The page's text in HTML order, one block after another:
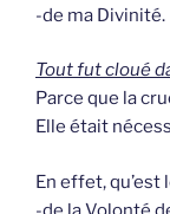
-de ma Divinité.
Tout fut cloué
Parce que la
Elle était
En effet,